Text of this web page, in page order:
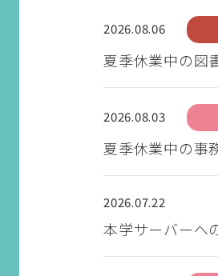
2026.08.06
夏季休業中の図
2026.08.03
夏季休業中の事
2026.07.22
本学サーバーへ